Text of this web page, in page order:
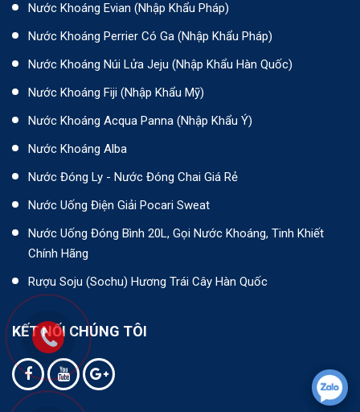
Nước Khoáng Evian (Nhập Khẩu Pháp)
Nước Khoáng Perrier Có Ga (nhập Khẩu Pháp)
Nước Khoáng Núi Lửa Jeju (nhập Khẩu Hàn Quốc)
Nước Khoáng Fiji (Nhập Khẩu Mỹ)
Nước Khoáng Acqua Panna (nhập Khẩu Ý)
Nước Khoáng Alba
Nước Đóng Ly - Nước Đóng Chai Giá Rẻ
Nước Uống Điện Giải Pocari Sweat
Nước Uống Đóng Bình 20L, Gọi Nước Khoáng, Tinh Khiết
Chính Hãng
Rượu Soju (Sochu) Hương Trái Cây Hàn Quốc
KẾT NỐI CHÚNG TÔI